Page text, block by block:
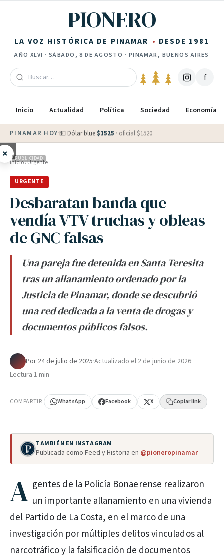
PIONERO
LA VOZ HISTÓRICA DE PINAMAR DESDE 1981
AÑO XLVI · SÁBADO, 8 DE AGOSTO · PINAMAR, BUENOS AIRES
f
Inicio Actualidad Política Sociedad Economía
PINAMAR HOY·💵 Dólar blue $1525 · oficial $1520
× PUBLICIDAD
Inicio›Urgente
URGENTE
Desbaratan banda que
vendía VTV truchas y obleas
de GNC falsas
Una pareja fue detenida en Santa Teresita
tras un allanamiento ordenado por la
Justicia de Pinamar, donde se descubrió
una red dedicada a la venta de drogas y
documentos públicos falsos.
Por·24 de julio de 2025·Actualizado el 2 de junio de 2026·
Lectura 1 min
COMPARTIR WhatsApp Facebook X Copiar link
TAMBIÉN EN INSTAGRAM
Publicada como Feed y Historia en @pioneropinamar
A gentes de la Policía Bonaerense realizaron
un importante allanamiento en una vivienda
del Partido de La Costa, en el marco de una
investigación por múltiples delitos vinculados al
narcotráfico y la falsificación de documentos